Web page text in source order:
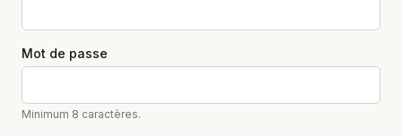
Mot de passe
Minimum 8 caractères.